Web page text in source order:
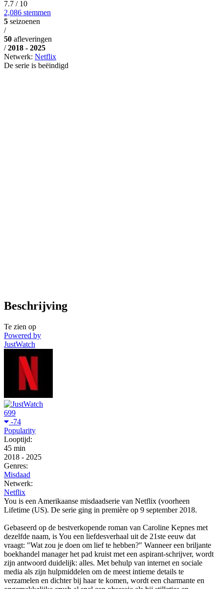
7.7 / 10
2,086 stemmen
5 seizoenen
/
50 afleveringen
/ 2018 - 2025
Netwerk: Netflix
De serie is beëindigd
Beschrijving
Te zien op
Powered by
JustWatch
699
-74
Popularity
Looptijd:
45 min
2018 - 2025
Genres:
Misdaad
Netwerk:
Netflix
You is een Amerikaanse misdaadserie van Netflix (voorheen
Lifetime (US). De serie ging in première op 9 september 2018.
Gebaseerd op de bestverkopende roman van Caroline Kepnes met
dezelfde naam, is You een liefdesverhaal uit de 21ste eeuw dat
vraagt: "Wat zou je doen om lief te hebben?" Wanneer een briljante
boekhandel manager het pad kruist met een aspirant-schrijver, wordt
zijn antwoord duidelijk: alles. Met behulp van internet en sociale
media als zijn hulpmiddelen om de meest intieme details te
verzamelen en dichter bij haar te komen, wordt een charmante en